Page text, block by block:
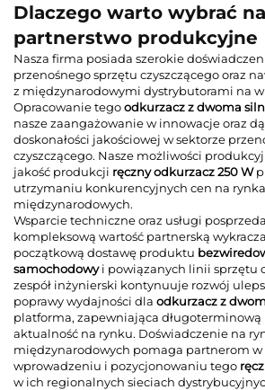
Dlaczego warto wybrać
partnerstwo produkcyjne
Nasza firma posiada szerokie
przenośnego sprzętu czyszczącego oraz
z międzynarodowymi dystrybutorami na
Opracowanie tegoodkurzacz z dwoma
nasze zaangażowanie w innowacje oraz
doskonałości jakościowej w sektorze
czyszczącego. Nasze możliwości
jakość produkcji ręczny odkurzacz 250 W
utrzymaniu konkurencyjnych cen na
międzynarodowych.
Wsparcie techniczne oraz usługi
kompleksową wartość partnerską
początkową dostawę produktu
samochodowyi powiązanych linii sprzętu
zespół inżynierski kontynuuje rozwój
poprawy wydajności dla odkurzacz z
platforma, zapewniająca
aktualność na rynku. Doświadczenie na
międzynarodowych pomaga partnerom
wprowadzeniu i pozycjonowaniu tego
w ich regionalnych sieciach